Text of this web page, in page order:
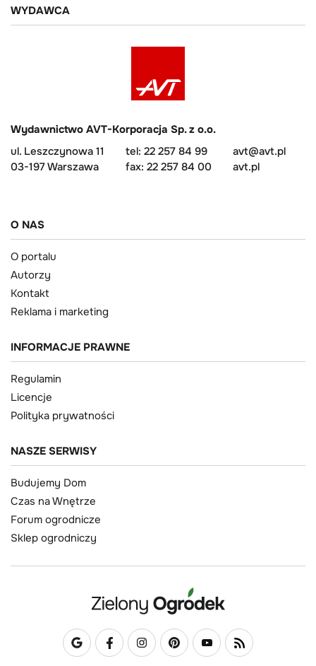
WYDAWCA
Wydawnictwo AVT-Korporacja Sp. z o.o.
ul. Leszczynowa 11
03-197 Warszawa
tel: 22 257 84 99
fax: 22 257 84 00
avt@avt.pl
avt.pl
O NAS
O portalu
Autorzy
Kontakt
Reklama i marketing
INFORMACJE PRAWNE
Regulamin
Licencje
Polityka prywatności
NASZE SERWISY
Budujemy Dom
Czas na Wnętrze
Forum ogrodnicze
Sklep ogrodniczy